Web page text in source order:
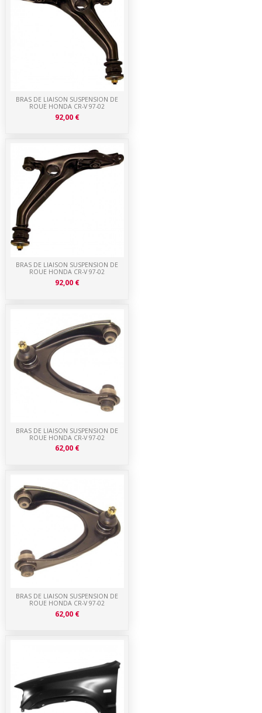
BRAS DE LIAISON SUSPENSION DE
ROUE HONDA CR-V 97-02
62,00 €
BRAS DE LIAISON SUSPENSION DE
ROUE HONDA CR-V 97-02
62,00 €
BRAS DE LIAISON SUSPENSION DE
ROUE HONDA CR-V 97-02
92,00 €
BRAS DE LIAISON SUSPENSION DE
ROUE HONDA CR-V 97-02
92,00 €